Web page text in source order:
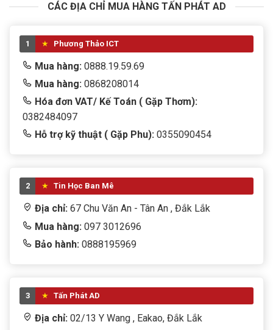
CÁC ĐỊA CHỈ MUA HÀNG TẤN PHÁT AD
1 Phương Thảo ICT
Mua hàng: 0888.19.59.69
Mua hàng: 0868208014
Hóa đơn VAT/ Kế Toán ( Gặp Thơm):
0382484097
Hỗ trợ kỹ thuật ( Gặp Phu): 0355090454
2 Tin Học Ban Mê
Địa chỉ: 67 Chu Văn An - Tân An , Đắk Lắk
Mua hàng: 097 3012696
Bảo hành: 0888195969
3 Tấn Phát AD
Địa chỉ: 02/13 Y Wang , Eakao, Đắk Lắk